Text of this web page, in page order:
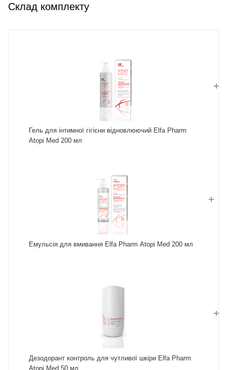
Склад комплекту
Гель для інтимної гігієни відновлюючий Elfa Pharm
Atopi Med 200 мл
Емульсія для вмивання Elfa Pharm Atopi Med 200 мл
Дезодорант контроль для чутливої шкіри Elfa Pharm
Atopi Med 50 мл